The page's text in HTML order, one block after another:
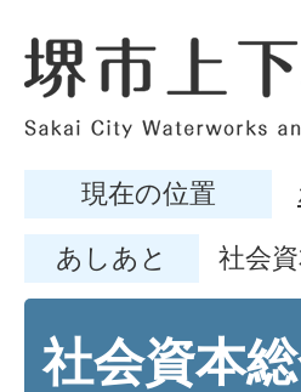
現在の位置
あしあと 社会
社会資本